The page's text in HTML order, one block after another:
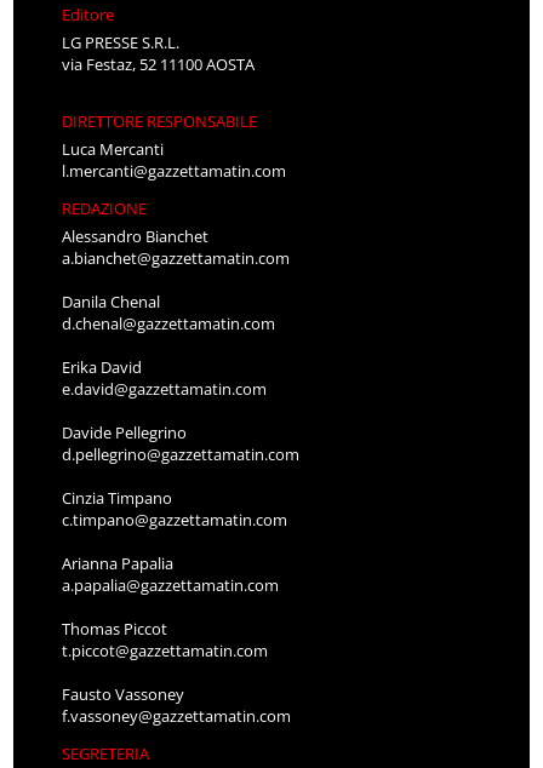
Editore
LG PRESSE S.R.L.
via Festaz, 52 11100 AOSTA
DIRETTORE RESPONSABILE
Luca Mercanti
l.mercanti@gazzettamatin.com
REDAZIONE
Alessandro Bianchet
a.bianchet@gazzettamatin.com
Danila Chenal
d.chenal@gazzettamatin.com
Erika David
e.david@gazzettamatin.com
Davide Pellegrino
d.pellegrino@gazzettamatin.com
Cinzia Timpano
c.timpano@gazzettamatin.com
Arianna Papalia
a.papalia@gazzettamatin.com
Thomas Piccot
t.piccot@gazzettamatin.com
Fausto Vassoney
f.vassoney@gazzettamatin.com
SEGRETERIA